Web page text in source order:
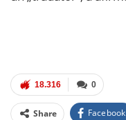
0
18.316
Share Facebook